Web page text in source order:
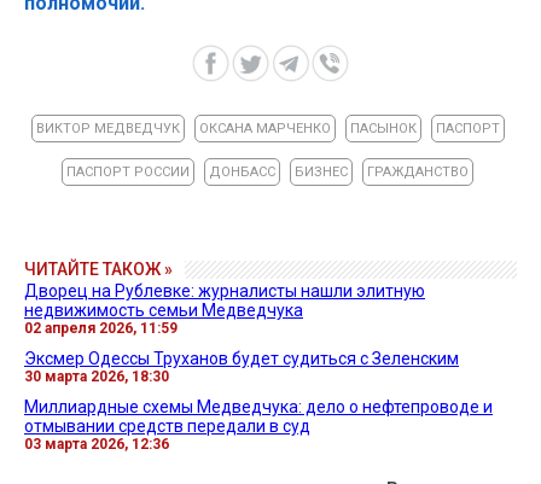
ВИКТОР МЕДВЕДЧУК ОКСАНА МАРЧЕНКО ПАСЫНОК ПАСПОРТ
ПАСПОРТ РОССИИ ДОНБАСС БИЗНЕС ГРАЖДАНСТВО
ЧИТАЙТЕ ТАКОЖ »
Дворец на Рублевке: журналисты нашли элитную
недвижимость семьи Медведчука
02 апреля 2026, 11:59
Эксмер Одессы Труханов будет судиться с Зеленским
30 марта 2026, 18:30
Миллиардные схемы Медведчука: дело о нефтепроводе и
отмывании средств передали в суд
03 марта 2026, 12:36